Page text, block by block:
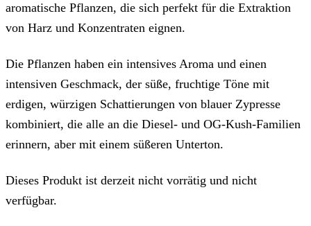
aromatische Pflanzen, die sich perfekt für die Extraktion
von Harz und Konzentraten eignen.
Die Pflanzen haben ein intensives Aroma und einen
intensiven Geschmack, der süße, fruchtige Töne mit
erdigen, würzigen Schattierungen von blauer Zypresse
kombiniert, die alle an die Diesel- und OG-Kush-Familien
erinnern, aber mit einem süßeren Unterton.
Dieses Produkt ist derzeit nicht vorrätig und nicht
verfügbar.